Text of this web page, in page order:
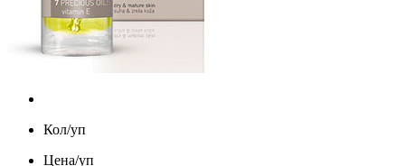
Кол/уп
Цена/уп